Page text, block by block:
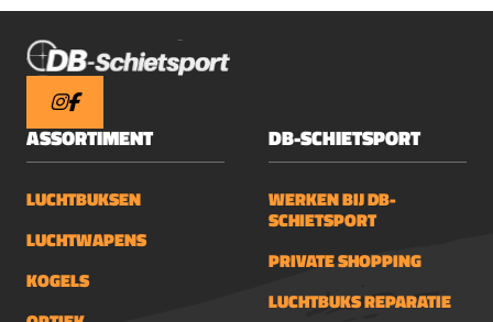
640×512@12μmSensortechnologie:
NETD ≤15mkDisplay: 1.03 inch
AMOLEDDisplaytechnologie: Vision+
systeemDetectieafstand: 2600
meterGezichtsveld op 100 meter: 15
meterBatterijduur: Maximaal 11
7/4400mAhPixelafstand: 12μmFrame
rate: 60HzLensdiameter: 50mmFocus:
Handmatig, focusringSchermresolutie:
2560 × 2560Optische vergroting:
4xDigitale zoom: 4-40xKleurenpaletten:
ASSORTIMENT
LUCHTBUKSEN
LUCHTWAPENS
KOGELS
DB-SCHIETSPORT
WERKEN BIJ DB-
SCHIETSPORT
PRIVATE SHOPPING
LUCHTBUKS REPARATIE